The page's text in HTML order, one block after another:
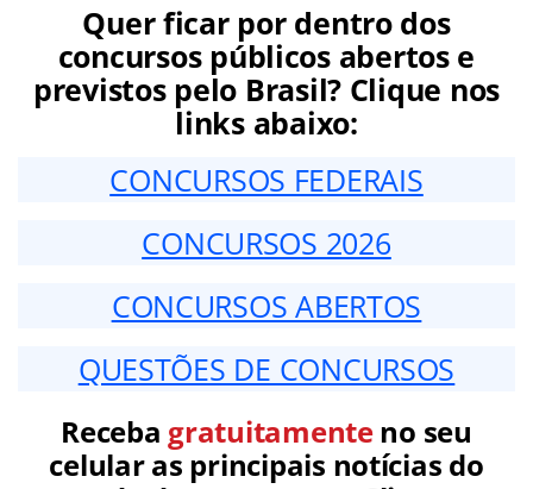
Quer ficar por dentro dos
concursos públicos abertos e
previstos pelo Brasil? Clique nos
links abaixo:
CONCURSOS FEDERAIS
CONCURSOS 2026
CONCURSOS ABERTOS
QUESTÕES DE CONCURSOS
Receba gratuitamenteno seu
celular as principais notícias do